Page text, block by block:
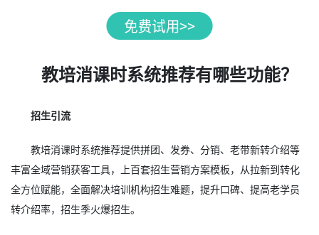
教培消课时系统推荐有哪些功能？
招生引流
教培消课时系统推荐提供拼团、发券、分销、老带新转介绍等
丰富全域营销获客工具，上百套招生营销方案模板，从拉新到转化
全方位赋能，全面解决培训机构招生难题，提升口碑、提高老学员
转介绍率，招生季火爆招生。